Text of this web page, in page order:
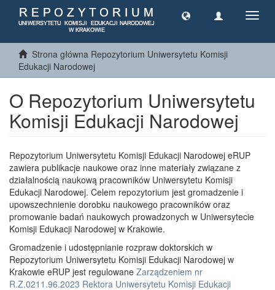
Strona główna Repozytorium Uniwersytetu Komisji
Edukacji Narodowej
O Repozytorium Uniwersytetu
Komisji Edukacji Narodowej
Repozytorium Uniwersytetu Komisji Edukacji Narodowej eRUP
zawiera publikacje naukowe oraz inne materiały związane z
działalnością naukową pracowników Uniwersytetu Komisji
Edukacji Narodowej. Celem repozytorium jest gromadzenie i
upowszechnienie dorobku naukowego pracowników oraz
promowanie badań naukowych prowadzonych w Uniwersytecie
Komisji Edukacji Narodowej w Krakowie.
Gromadzenie i udostępnianie rozpraw doktorskich w
Repozytorium Uniwersytetu Komisji Edukacji Narodowej w
Krakowie eRUP jest regulowane Zarządzeniem nr
R.Z.0211.96.2023 Rektora Uniwersytetu Komisji Edukacji